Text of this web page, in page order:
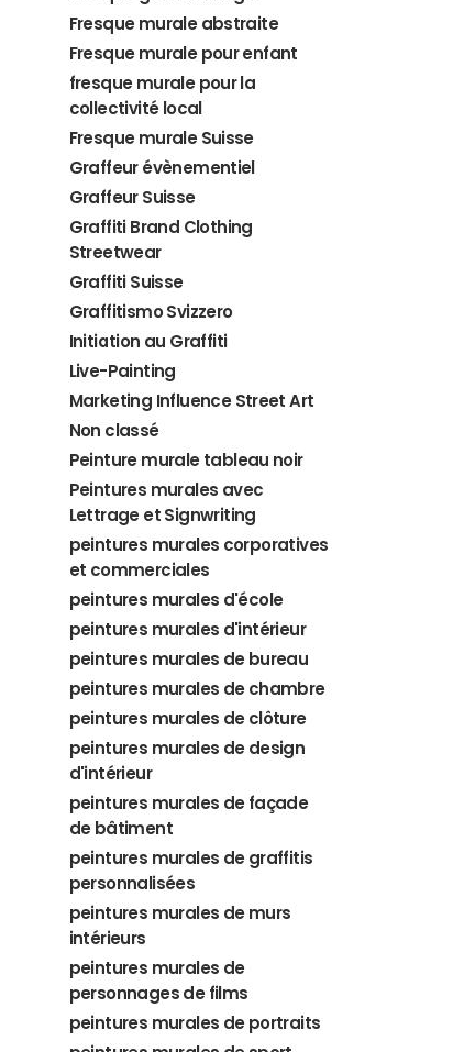
Fresque murale abstraite
Fresque murale pour enfant
fresque murale pour la
collectivité local
Fresque murale Suisse
Graffeur évènementiel
Graffeur Suisse
Graffiti Brand Clothing
Streetwear
Graffiti Suisse
Graffitismo Svizzero
Initiation au Graffiti
Live-Painting
Marketing Influence Street Art
Non classé
Peinture murale tableau noir
Peintures murales avec
Lettrage et Signwriting
peintures murales corporatives
et commerciales
peintures murales d'école
peintures murales d'intérieur
peintures murales de bureau
peintures murales de chambre
peintures murales de clôture
peintures murales de design
d'intérieur
peintures murales de façade
de bâtiment
peintures murales de graffitis
personnalisées
peintures murales de murs
intérieurs
peintures murales de
personnages de films
peintures murales de portraits